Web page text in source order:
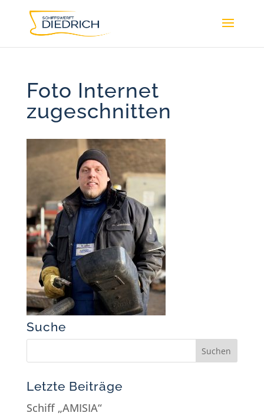
Foto Internet
zugeschnitten
Suche
Letzte Beiträge
Schiff „AMISIA“